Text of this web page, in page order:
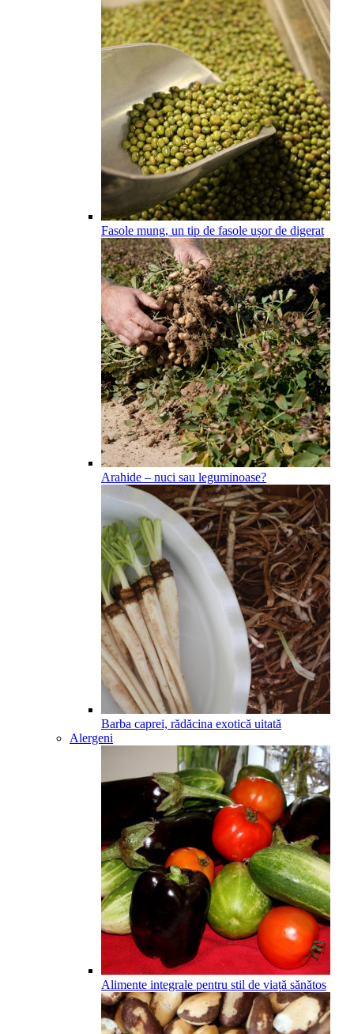
Fasole mung, un tip de fasole ușor de digerat
Arahide – nuci sau leguminoase?
Barba caprei, rădăcina exotică uitată
Alergeni
Alimente integrale pentru stil de viață sănătos